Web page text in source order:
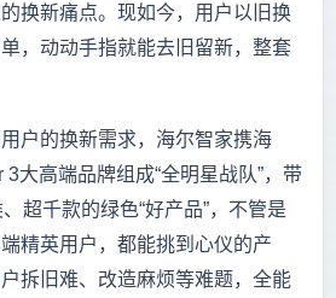
换新痛点。现如今，用户以旧换
，动动手指就能去旧留新，整套
户的换新需求，海尔智家携海
大高端品牌组成“全明星战队”，带
超千款的绿色“好产品”，不管是
精英用户，都能挑到心仪的产
拆旧难、改造麻烦等难题，全能